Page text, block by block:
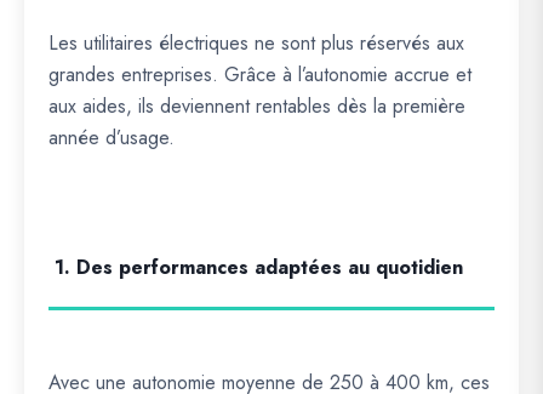
Les utilitaires électriques ne sont plus réservés aux
grandes entreprises. Grâce à l’autonomie accrue et
aux aides, ils deviennent rentables dès la première
année d’usage.
1. Des performances adaptées au quotidien
Avec une autonomie moyenne de 250 à 400 km, ces